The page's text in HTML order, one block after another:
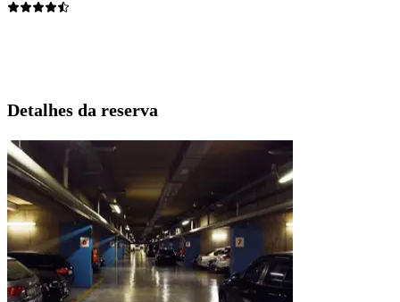
Detalhes da reserva